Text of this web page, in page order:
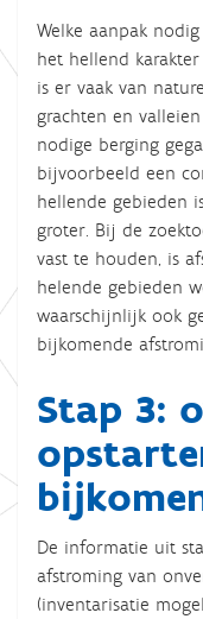
Welke aanpak
het hellend
is er vaak van
grachten en
nodige berging
bijvoorbeeld een
hellende gebieden
groter. Bij de
vast te houden, is
helende gebieden
waarschijnlijk ook
bijkomende
Stap 3:
De informatie uit
afstroming van
(inventarisatie